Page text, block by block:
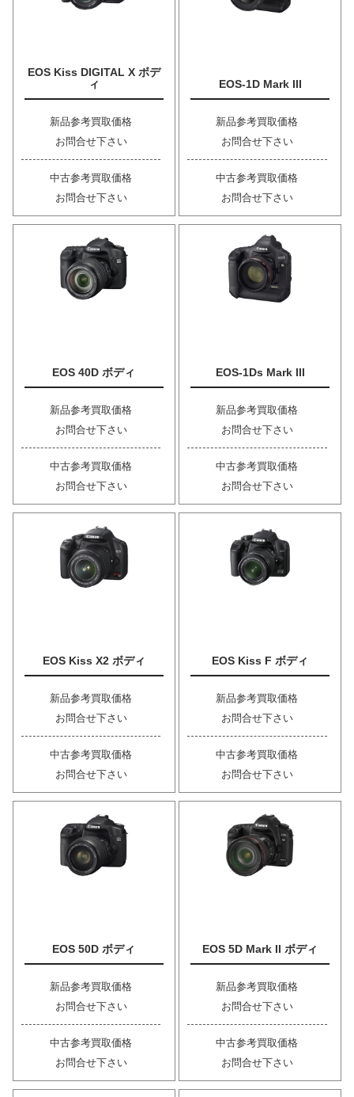
EOS Kiss DIGITAL X ボデ
ィ
新品参考買取価格
お問合せ下さい
中古参考買取価格
お問合せ下さい
EOS-1D Mark III
新品参考買取価格
お問合せ下さい
中古参考買取価格
お問合せ下さい
EOS 40D ボディ
新品参考買取価格
お問合せ下さい
中古参考買取価格
お問合せ下さい
EOS-1Ds Mark III
新品参考買取価格
お問合せ下さい
中古参考買取価格
お問合せ下さい
EOS Kiss X2 ボディ
新品参考買取価格
お問合せ下さい
中古参考買取価格
お問合せ下さい
EOS Kiss F ボディ
新品参考買取価格
お問合せ下さい
中古参考買取価格
お問合せ下さい
EOS 50D ボディ
新品参考買取価格
お問合せ下さい
中古参考買取価格
お問合せ下さい
EOS 5D Mark II ボディ
新品参考買取価格
お問合せ下さい
中古参考買取価格
お問合せ下さい